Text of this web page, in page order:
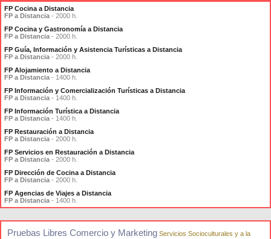
FP Cocina a Distancia
FP a Distancia - 2000 h.
FP Cocina y Gastronomía a Distancia
FP a Distancia - 2000 h.
FP Guía, Información y Asistencia Turísticas a Distancia
FP a Distancia - 2000 h.
FP Alojamiento a Distancia
FP a Distancia - 1400 h.
FP Información y Comercialización Turísticas a Distancia
FP a Distancia - 1400 h.
FP Información Turística a Distancia
FP a Distancia - 1400 h.
FP Restauración a Distancia
FP a Distancia - 2000 h.
FP Servicios en Restauración a Distancia
FP a Distancia - 2000 h.
FP Dirección de Cocina a Distancia
FP a Distancia - 2000 h.
FP Agencias de Viajes a Distancia
FP a Distancia - 1400 h.
Pruebas Libres Comercio y Marketing Servicios Socioculturales y a la